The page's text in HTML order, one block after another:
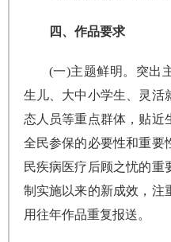
四、作品要求
(一)主题鲜明。突出
生儿、大中小学生、灵活
态人员等重点群体，贴近
全民参保的必要性和重要
民疾病医疗后顾之忧的重
制实施以来的新成效，注
用往年作品重复报送。